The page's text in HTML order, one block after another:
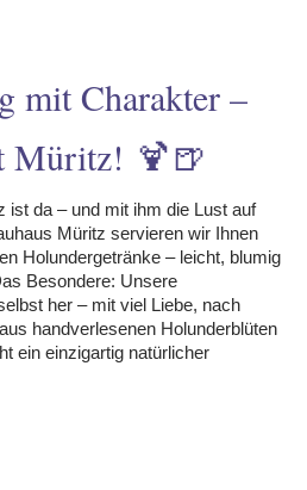
mit Charakter –
Müritz! 🍹🍺
ist da – und mit ihm die Lust auf
Müritz servieren wir Ihnen
Holundergetränke – leicht, blumig
Besondere: Unsere
her – mit viel Liebe, nach
handverlesenen Holunderblüten
ein einzigartig natürlicher